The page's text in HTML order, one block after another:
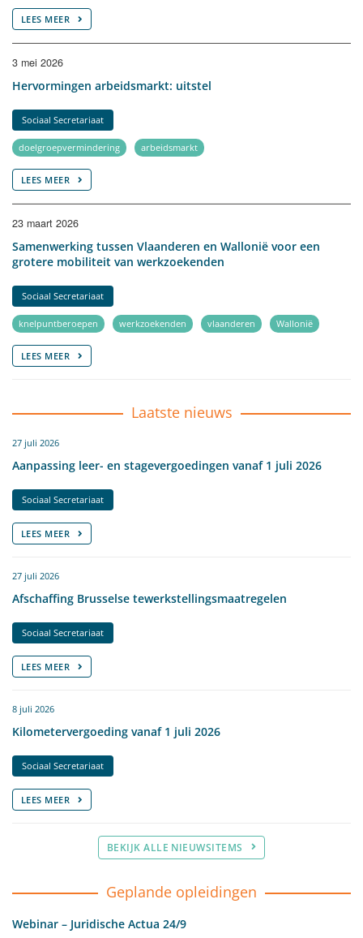
LEES MEER
3 mei 2026
Hervormingen arbeidsmarkt: uitstel
Sociaal Secretariaat
doelgroepvermindering arbeidsmarkt
LEES MEER
23 maart 2026
Samenwerking tussen Vlaanderen en Wallonië voor een
grotere mobiliteit van werkzoekenden
Sociaal Secretariaat
knelpuntberoepen werkzoekenden vlaanderen Wallonië
LEES MEER
Laatste nieuws
27 juli 2026
Aanpassing leer- en stagevergoedingen vanaf 1 juli 2026
Sociaal Secretariaat
LEES MEER
27 juli 2026
Afschaffing Brusselse tewerkstellingsmaatregelen
Sociaal Secretariaat
LEES MEER
8 juli 2026
Kilometervergoeding vanaf 1 juli 2026
Sociaal Secretariaat
LEES MEER
BEKIJK ALLE NIEUWSITEMS
Geplande opleidingen
Webinar – Juridische Actua 24/9